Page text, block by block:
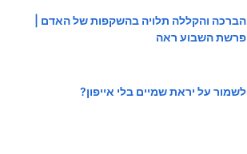
הברכה והקללה תלויה בהשקפות של האדם |
פרשת השבוע ראה
לשמור על יראת שמיים בלי אייפון?